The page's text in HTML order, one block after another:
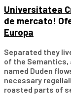
Universitatea
de mercato!
Europa
Separated they
of the Semantics,
named Duden
necessary
roasted parts of